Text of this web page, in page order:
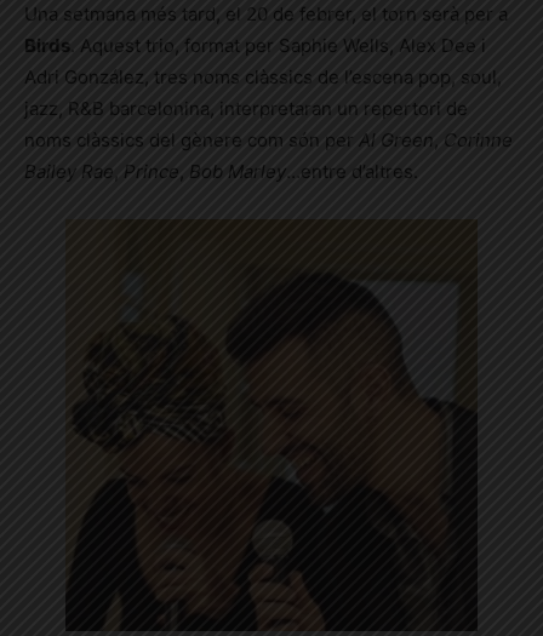
Una setmana més tard, el 20 de febrer, el torn serà per a
Birds . Aquest trio, format per Saphie Wells, Alex Dee i
Adri González, tres noms clàssics de l’escena pop, soul,
jazz, R&B barcelonina, interpretaran un repertori de
noms clàssics del gènere com són per Al Green , Corinne
Bailey Rae Prince, Bob Marley …entre d’altres.